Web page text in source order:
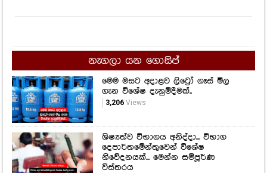
නැගලා යන ගොසිප්
මෙම මසට අදාළව ලිට්‍රෝ ගෑස් මිල
ගැන විශේෂ දැනුම්දීමක්..
3,206Views
ශිෂ්‍යත්ව විභාගය අනිද්දා... විභාග
දෙපාර්තමේන්තුවෙන් විශේෂ
නිවේදනයක්... මෙන්න සම්පූර්ණ
විස්තරය